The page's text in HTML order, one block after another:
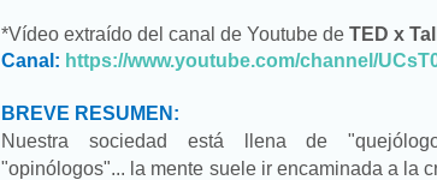
*Vídeo extraído del canal de Youtube de TED x
Canal: https://www.youtube.com/channel/
BREVE RESUMEN:
Nuestra sociedad está llena de
"opinólogos"... la mente suele ir encaminada a la